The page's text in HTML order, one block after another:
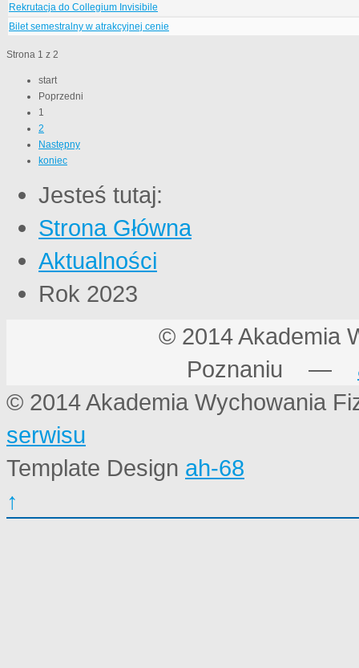
Rekrutacja do Collegium Invisibile
Bilet semestralny w atrakcyjnej cenie
Strona 1 z 2
start
Poprzedni
1
2
Następny
koniec
Jesteś tutaj:
Strona Główna
Aktualności
Rok 2023
© 2014 Akademia
Poznaniu —
© 2014 Akademia Wychowania
serwisu
Template Design ah-68
↑